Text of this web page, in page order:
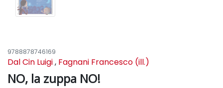
9788878746169
Dal Cin Luigi, Fagnani Francesco (ill.)
NO, la zuppa NO!